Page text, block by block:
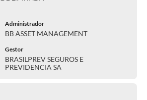
Administrador
BB ASSET MANAGEMENT
Gestor
BRASILPREV SEGUROS E
PREVIDENCIA SA